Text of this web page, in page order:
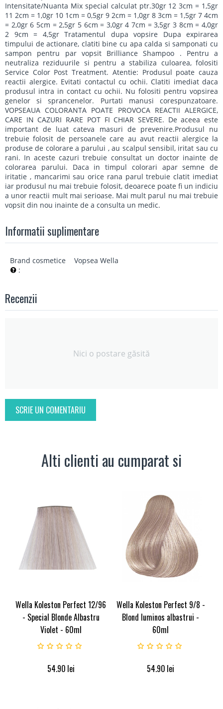
Intensitate/Nuanta Mix special calculat ptr.30gr 12 3cm = 1,5gr
11 2cm = 1,0gr 10 1cm = 0,5gr 9 2cm = 1,0gr 8 3cm = 1,5gr 7 4cm
= 2,0gr 6 5cm = 2,5gr 5 6cm = 3,0gr 4 7cm = 3,5gr 3 8cm = 4,0gr
2 9cm = 4,5gr Tratamentul dupa vopsire Dupa expirarea
timpului de actionare, clatiti bine cu apa calda si samponati cu
sampon pentru par vopsit Brilliance Shampoo . Pentru a
neutraliza reziduurile si pentru a stabiliza culoarea, folositi
Service Color Post Treatment. Atentie: Produsul poate cauza
reactii alergice. Evitati contactul cu ochii. Clatiti imediat daca
produsul intra in contact cu ochii. Nu folositi pentru vopsirea
genelor si sprancenelor. Purtati manusi corespunzatoare.
VOPSEAUA COLORANTA POATE PROVOCA REACTII ALERGICE,
CARE IN CAZURI RARE POT FI CHIAR SEVERE. De aceea este
important de luat cateva masuri de prevenire.Produsul nu
trebuie folosit de persoanele care au avut reactii alergice la
produse de colorare a parului , au scalpul sensibil, iritat sau cu
rani. In aceste cazuri trebuie consultat un doctor inainte de
colorarea parului. Daca in timpul colorari apar semne de
iritatie , mancarimi sau orice rana parul trebuie clatit imediat
iar produsul nu mai trebuie folosit, deoarece poate fi un indiciu
a unor reactii mult mai serioase. Mai mult parul nu mai trebuie
vopsit din nou inainte de a consulta un medic.
Informatii suplimentare
Brand cosmetice
:
Vopsea Wella
Recenzii
Nici o postare găsită
SCRIE UN COMENTARIU
Alti clienti au cumparat si
Wella Koleston Perfect 12/96
- Special Blonde Albastru
Violet - 60ml
54.90 lei
Wella Koleston Perfect 9/8 -
Blond luminos albastrui -
60ml
54.90 lei